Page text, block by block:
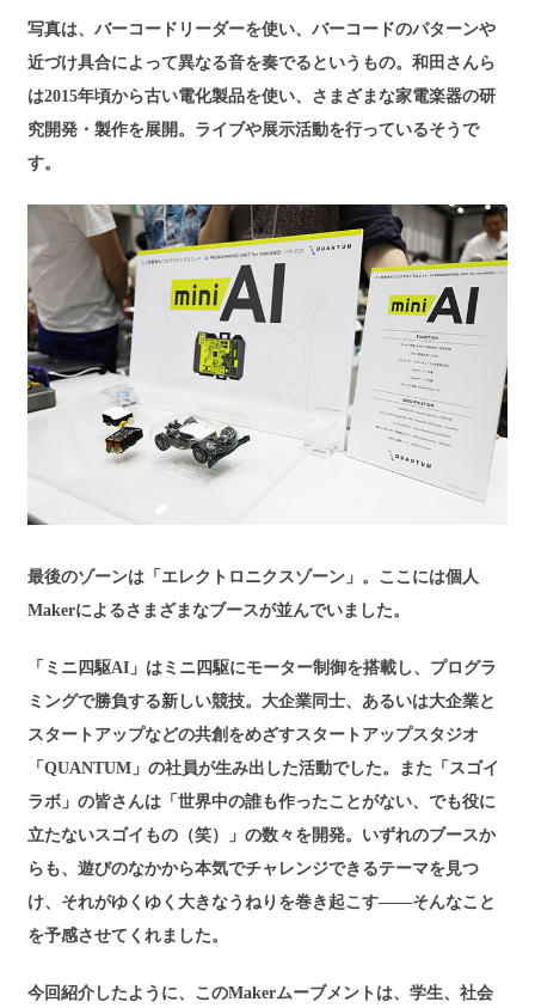
写真は、バーコードリーダーを使い、バーコードのパターンや
近づけ具合によって異なる音を奏でるというもの。和田さんら
は2015年頃から古い電化製品を使い、さまざまな家電楽器の研
究開発・製作を展開。ライブや展示活動を行っているそうで
す。
最後のゾーンは「エレクトロニクスゾーン」。ここには個人
Makerによるさまざまなブースが並んでいました。
「ミニ四駆AI」はミニ四駆にモーター制御を搭載し、プログラ
ミングで勝負する新しい競技。大企業同士、あるいは大企業と
スタートアップなどの共創をめざすスタートアップスタジオ
「QUANTUM」の社員が生み出した活動でした。また「スゴイ
ラボ」の皆さんは「世界中の誰も作ったことがない、でも役に
立たないスゴイもの（笑）」の数々を開発。いずれのブースか
らも、遊びのなかから本気でチャレンジできるテーマを見つ
け、それがゆくゆく大きなうねりを巻き起こす——そんなこと
を予感させてくれました。
今回紹介したように、このMakerムーブメントは、学生、社会